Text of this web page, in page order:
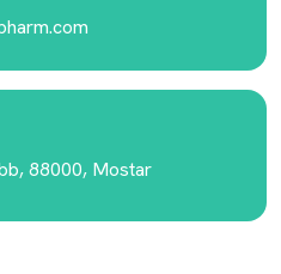
88000, Mostar